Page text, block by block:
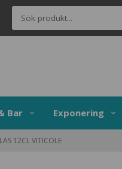
Bar Exponering
12CL VITICOLE